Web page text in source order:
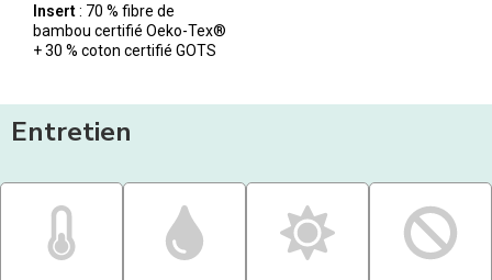
Insert: 70 % fibre de
bambou certifié Oeko-Tex®
+ 30 % coton certifié GOTS
Entretien